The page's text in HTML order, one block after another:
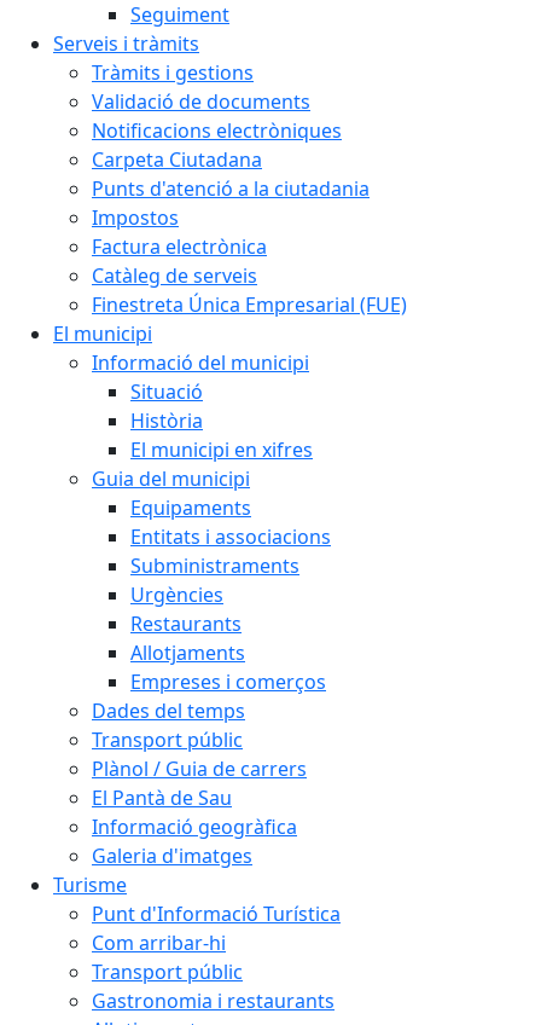
Seguiment
Serveis i tràmits
Tràmits i gestions
Validació de documents
Notificacions electròniques
Carpeta Ciutadana
Punts d'atenció a la ciutadania
Impostos
Factura electrònica
Catàleg de serveis
Finestreta Única Empresarial (FUE)
El municipi
Informació del municipi
Situació
Història
El municipi en xifres
Guia del municipi
Equipaments
Entitats i associacions
Subministraments
Urgències
Restaurants
Allotjaments
Empreses i comerços
Dades del temps
Transport públic
Plànol / Guia de carrers
El Pantà de Sau
Informació geogràfica
Galeria d'imatges
Turisme
Punt d'Informació Turística
Com arribar-hi
Transport públic
Gastronomia i restaurants